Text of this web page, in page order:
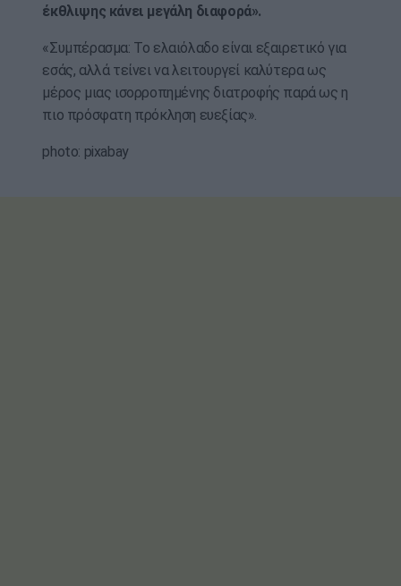
έκθλιψης κάνει μεγάλη διαφορά».
«Συμπέρασμα: Το ελαιόλαδο είναι εξαιρετικό για
εσάς, αλλά τείνει να λειτουργεί καλύτερα ως
μέρος μιας ισορροπημένης διατροφής παρά ως η
πιο πρόσφατη πρόκληση ευεξίας».
photo: pixabay